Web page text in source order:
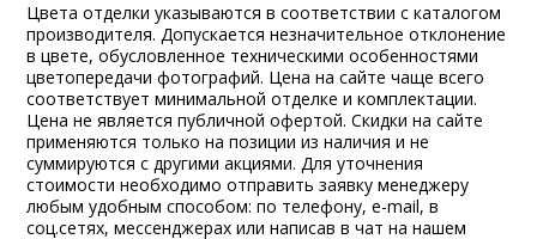
Цвета отделки указываются в соответствии с каталогом
производителя. Допускается незначительное отклонение
в цвете, обусловленное техническими особенностями
цветопередачи фотографий. Цена на сайте чаще всего
соответствует минимальной отделке и комплектации.
Цена не является публичной офертой. Скидки на сайте
применяются только на позиции из наличия и не
суммируются с другими акциями. Для уточнения
стоимости необходимо отправить заявку менеджеру
любым удобным способом: по телефону, e-mail, в
соц.сетях, мессенджерах или написав в чат на нашем